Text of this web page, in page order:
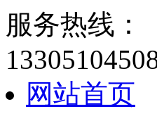
服务热线：
网站首页